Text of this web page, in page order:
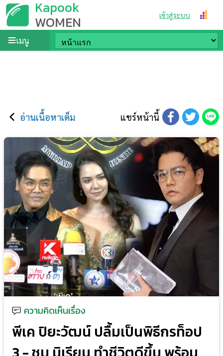
Kapook
WOMEN เข้าสู่ระบบ
เมนู
อ่านเนื้อหาเต็ม แชร์หน้านี้
ความคิดเห็นเรื่อง
พีเค ปิยะวัฒน์ ปลื้มเป็นพิธีกรท็อป